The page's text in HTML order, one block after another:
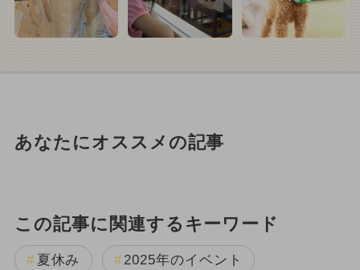
あなたにオススメの記事
この記事に関連するキーワード
夏休み 2025年のイベント